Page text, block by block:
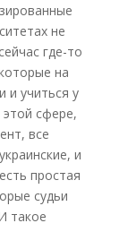
не
где-то
на
и учиться у
сфере,
все
и
простая
судьи
такое